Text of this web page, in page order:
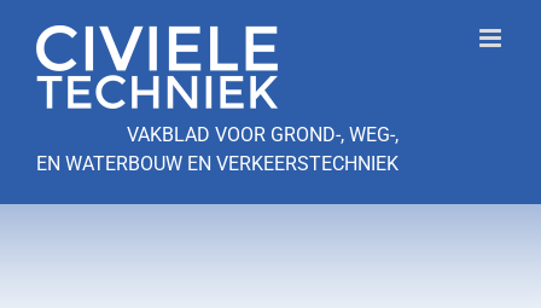
naar
inhoud
VAKBLAD VOOR GROND-, WEG-,
EN WATERBOUW EN VERKEERSTECHNIEK